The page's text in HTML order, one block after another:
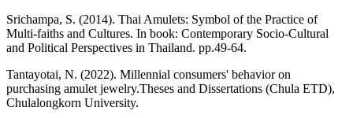
Srichampa, S. (2014). Thai Amulets: Symbol of the Practice of
Multi-faiths and Cultures. In book: Contemporary Socio-Cultural
and Political Perspectives in Thailand. pp.49-64.
Tantayotai, N. (2022). Millennial consumers' behavior on
purchasing amulet jewelry.Theses and Dissertations (Chula ETD),
Chulalongkorn University.